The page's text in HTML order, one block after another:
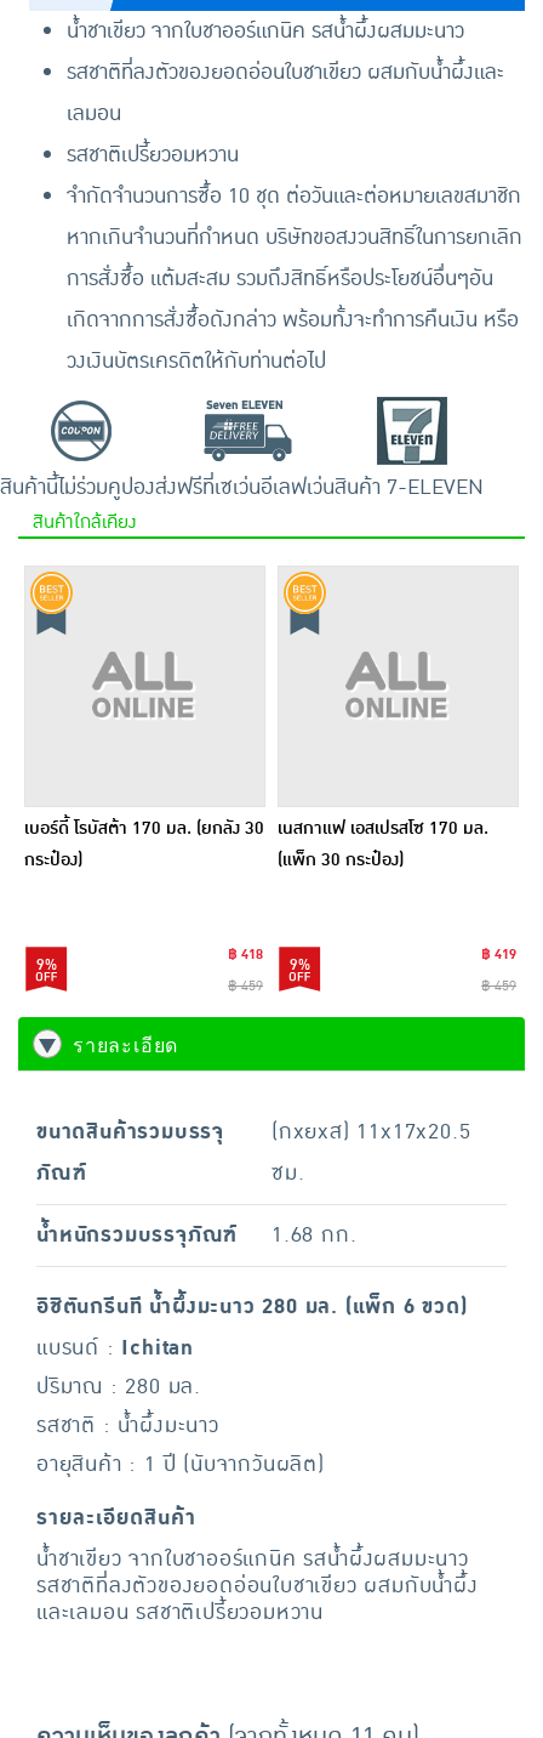
น้ำชาเขียว จากใบชาออร์แกนิค รสน้ำผึ้งผสมมะนาว
รสชาติที่ลงตัวของยอดอ่อนใบชาเขียว ผสมกับน้ำผึ้งและ
เลมอน
รสชาติเปรี้ยวอมหวาน
จำกัดจำนวนการซื้อ 10 ชุด ต่อวันและต่อหมายเลขสมาชิก
หากเกินจำนวนที่กำหนด บริษัทขอสงวนสิทธิ์ในการยกเลิก
การสั่งซื้อ แต้มสะสม รวมถึงสิทธิ์หรือประโยชน์อื่นๆอัน
เกิดจากการสั่งซื้อดังกล่าว พร้อมทั้งจะทำการคืนเงิน หรือ
วงเงินบัตรเครดิตให้กับท่านต่อไป
สินค้านี้ไม่ร่วมคูปองส่งฟรีที่เซเว่นอีเลฟเว่นสินค้า 7-ELEVEN
สินค้าใกล้เคียง
เบอร์ดี้ โรบัสต้า 170 มล. (ยกลัง 30
กระป๋อง)
9%
฿ 418
฿ 459
เนสกาแฟ เอสเปรสโซ 170 มล.
(แพ็ก 30 กระป๋อง)
9%
฿ 419
฿ 459
รายละเอียด
ขนาดสินค้ารวมบรรจุ
ภัณฑ์
(กxยxส) 11x17x20.5
ซม.
น้ำหนักรวมบรรจุภัณฑ์
1.68 กก.
อิชิตันกรีนที น้ำผึ้งมะนาว 280 มล. (แพ็ก 6 ขวด)
แบรนด์ : Ichitan
ปริมาณ : 280 มล.
รสชาติ : น้ำผึ้งมะนาว
อายุสินค้า : 1 ปี (นับจากวันผลิต)
รายละเอียดสินค้า
น้ำชาเขียว จากใบชาออร์แกนิค รสน้ำผึ้งผสมมะนาว
รสชาติที่ลงตัวของยอดอ่อนใบชาเขียว ผสมกับน้ำผึ้ง
และเลมอน รสชาติเปรี้ยวอมหวาน